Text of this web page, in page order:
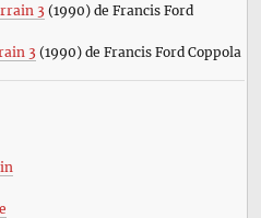
3 (1990) de Francis Ford
3 (1990) de Francis Ford Coppola